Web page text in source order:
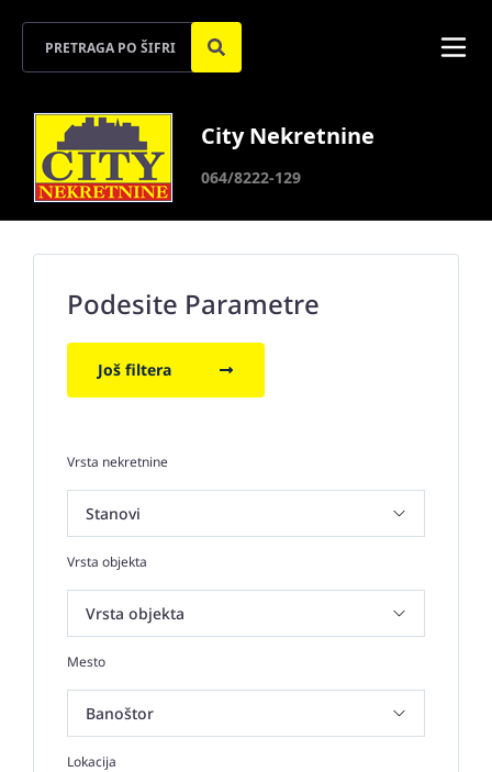
City Nekretnine
064/8222-129
Podesite Parametre
Još filtera
Vrsta nekretnine
Vrsta objekta
Mesto
Lokacija